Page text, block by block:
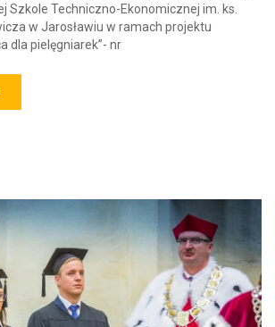
Szkole Techniczno-Ekonomicznej im. ks.
w Jarosławiu w ramach projektu
dla pielęgniarek”- nr